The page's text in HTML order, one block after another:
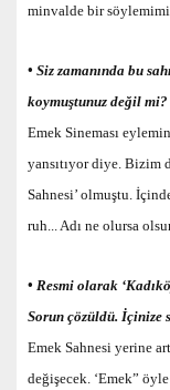
minvalde bir
• Siz zamanında bu
koymuştunuz değil mi?
Emek Sineması
yansıtıyor diye. Bizim
Sahnesi’ olmuştu.
ruh... Adı ne olursa
• Resmi olarak
Sorun çözüldü. İçinize
Emek Sahnesi yerine
değişecek. ‘Emek”